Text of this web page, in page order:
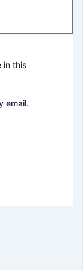
in this
email.